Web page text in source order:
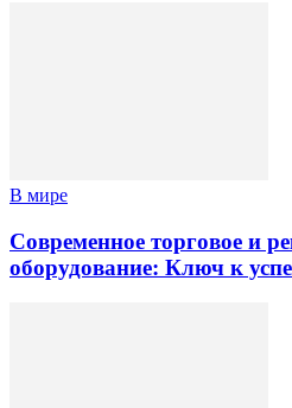
В мире
Современное торговое и
оборудование: Ключ к